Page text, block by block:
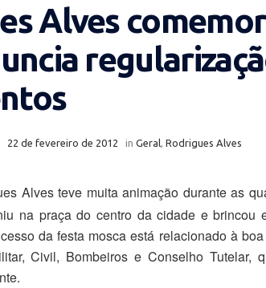
Alves
22 de fevereiro de 2012 in Geral, Rodrigues Alves
Alves teve muita animação durante as
na praça do centro da cidade e brincou
da festa mosca está relacionado à
Civil, Bombeiros e Conselho Tutelar,